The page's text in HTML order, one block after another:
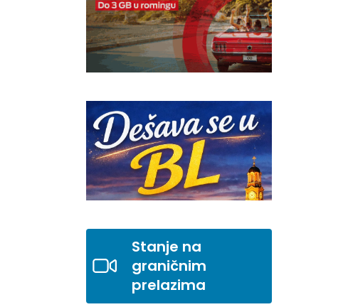
Stanje na
graničnim
prelazima